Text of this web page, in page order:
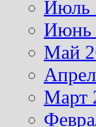
Июль
Июнь
Май
Март